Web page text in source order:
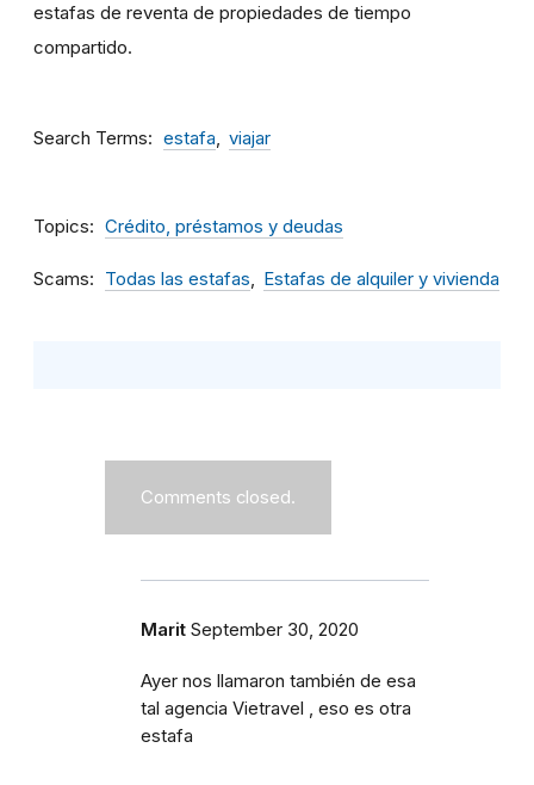
estafas de reventa de propiedades de tiempo
compartido.
Search Terms estafa viajar
Topics Crédito, préstamos y deudas
Scams Todas las estafas Estafas de alquiler y vivienda
Comments closed.
Marit September 30, 2020
Ayer nos llamaron también de esa
tal agencia Vietravel , eso es otra
estafa